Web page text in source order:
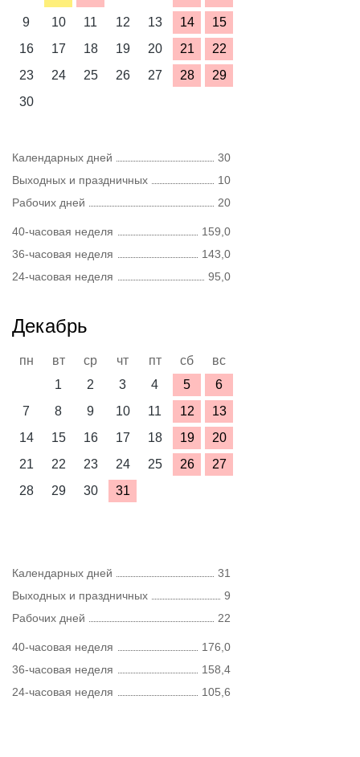
9
10 11 12 13 14
15
16
17 18 19 20 21
22
23
24 25 26 27 28
29
30
Календарных дней
30
Выходных и праздничных
10
Рабочих дней
20
40-часовая неделя
159,0
36-часовая неделя
143,0
24-часовая неделя
95,0
Декабрь
пн вт ср чт пт сб
вс
1
2 3 4 5
6
7
8 9 10 11 12
13
14
15 16 17 18 19
20
21
22 23 24 25 26
27
28
29 30 31
Календарных дней
31
Выходных и праздничных
9
Рабочих дней
22
40-часовая неделя
176,0
36-часовая неделя
158,4
24-часовая неделя
105,6